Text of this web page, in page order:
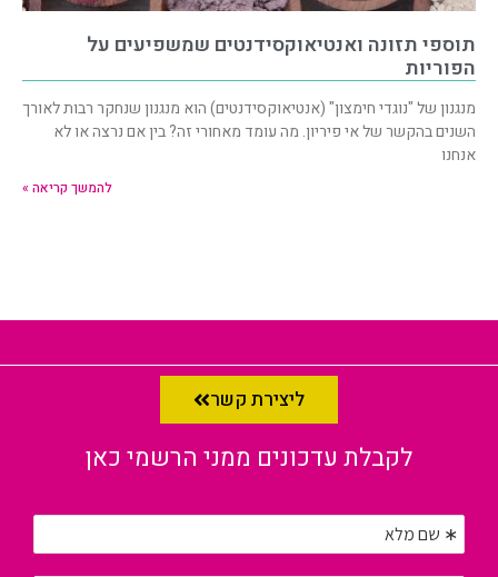
תוספי תזונה ואנטיאוקסידנטים שמשפיעים על
הפוריות
מנגנון של "נוגדי חימצון" (אנטיאוקסידנטים) הוא מנגנון שנחקר רבות לאורך
השנים בהקשר של אי פיריון. מה עומד מאחורי זה? בין אם נרצה או לא
אנחנו
להמשך קריאה »
ליצירת קשר
לקבלת עדכונים ממני הרשמי כאן